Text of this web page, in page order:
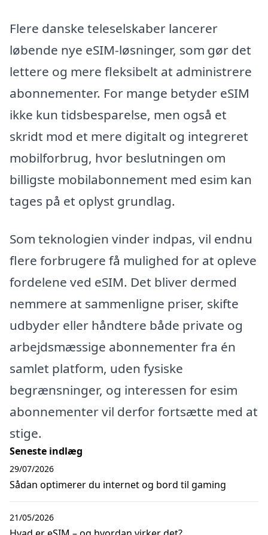
Flere danske teleselskaber lancerer
løbende nye eSIM-løsninger, som gør det
lettere og mere fleksibelt at administrere
abonnementer. For mange betyder eSIM
ikke kun tidsbesparelse, men også et
skridt mod et mere digitalt og integreret
mobilforbrug, hvor beslutningen om
billigste mobilabonnement med esim kan
tages på et oplyst grundlag.
Som teknologien vinder indpas, vil endnu
flere forbrugere få mulighed for at opleve
fordelene ved eSIM. Det bliver dermed
nemmere at sammenligne priser, skifte
udbyder eller håndtere både private og
arbejdsmæssige abonnementer fra én
samlet platform, uden fysiske
begrænsninger, og interessen for esim
abonnementer vil derfor fortsætte med at
stige.
Seneste indlæg
Sådan optimerer du internet og bord til gaming
29/07/2026
21/05/2026